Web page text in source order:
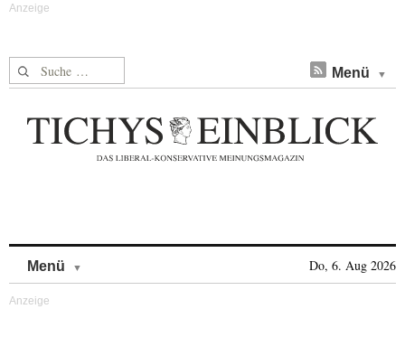
Suche nach: Menü
Menü Do, 6. Aug 2026